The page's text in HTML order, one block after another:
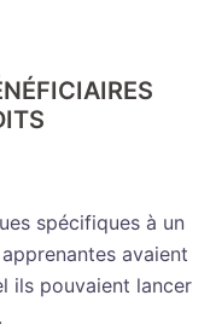
spécifiques à un
avaient
ils pouvaient lancer